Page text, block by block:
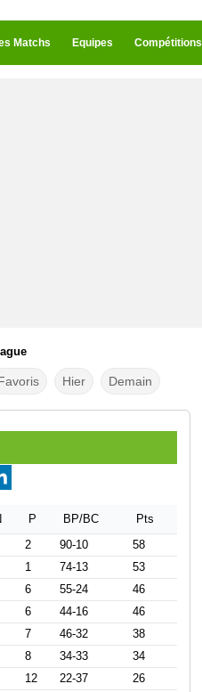
Matchs Equipes Compétitions
Hier Demain
P BP/BC
Pts
2 90-10
58
1 74-13
53
6 55-24
46
6 44-16
46
7 46-32
38
8 34-33
34
12 22-37
26